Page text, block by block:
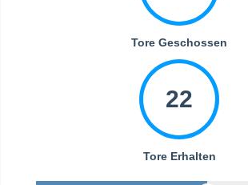
Tore Geschossen
22
Tore Erhalten